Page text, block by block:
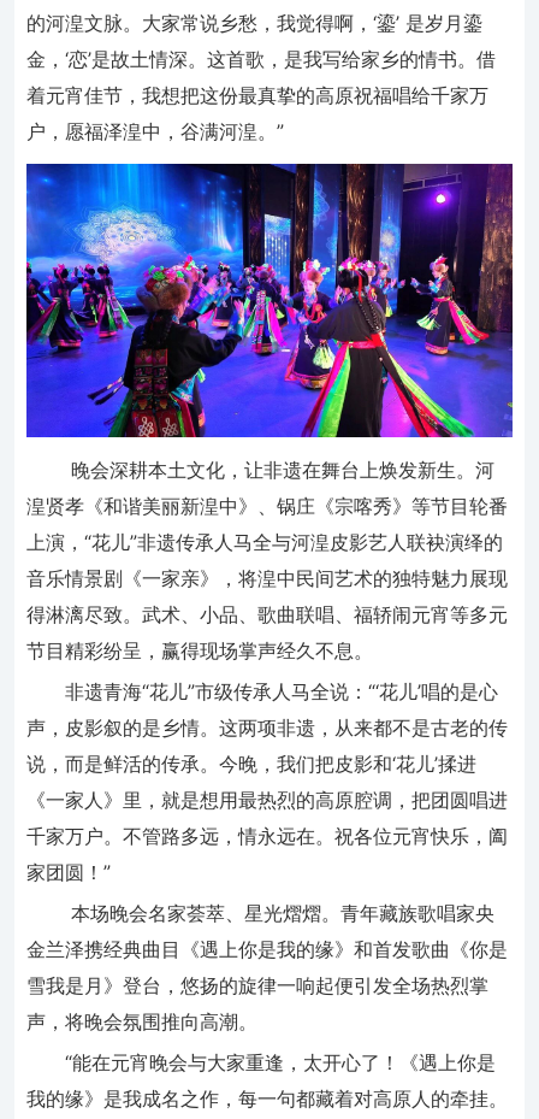
的河湟文脉。大家常说乡愁，我觉得啊，‘鎏’ 是岁月鎏
金，‘恋’是故土情深。这首歌，是我写给家乡的情书。借
着元宵佳节，我想把这份最真挚的高原祝福唱给千家万
户，愿福泽湟中，谷满河湟。”
晚会深耕本土文化，让非遗在舞台上焕发新生。河
湟贤孝《和谐美丽新湟中》、锅庄《宗喀秀》等节目轮番
上演，“花儿”非遗传承人马全与河湟皮影艺人联袂演绎的
音乐情景剧《一家亲》，将湟中民间艺术的独特魅力展现
得淋漓尽致。武术、小品、歌曲联唱、福轿闹元宵等多元
节目精彩纷呈，赢得现场掌声经久不息。
非遗青海“花儿”市级传承人马全说：“‘花儿’唱的是心
声，皮影叙的是乡情。这两项非遗，从来都不是古老的传
说，而是鲜活的传承。今晚，我们把皮影和‘花儿’揉进
《一家人》里，就是想用最热烈的高原腔调，把团圆唱进
千家万户。不管路多远，情永远在。祝各位元宵快乐，阖
家团圆！”
本场晚会名家荟萃、星光熠熠。青年藏族歌唱家央
金兰泽携经典曲目《遇上你是我的缘》和首发歌曲《你是
雪我是月》登台，悠扬的旋律一响起便引发全场热烈掌
声，将晚会氛围推向高潮。
“能在元宵晚会与大家重逢，太开心了！《遇上你是
我的缘》是我成名之作，每一句都藏着对高原人的牵挂。